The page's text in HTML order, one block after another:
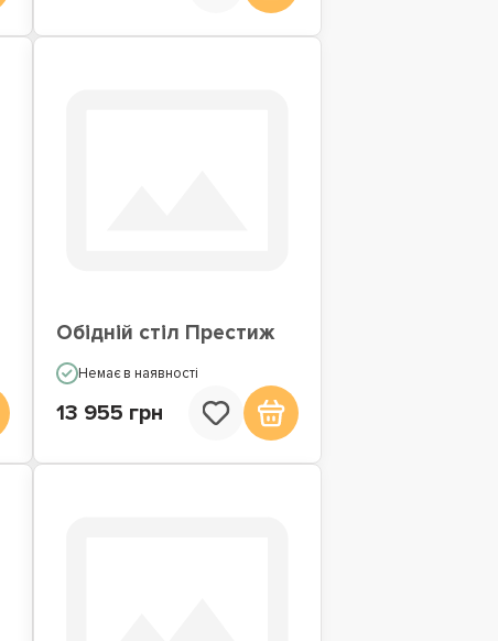
Обідній стіл Престиж
Немає в наявності
13 955 грн